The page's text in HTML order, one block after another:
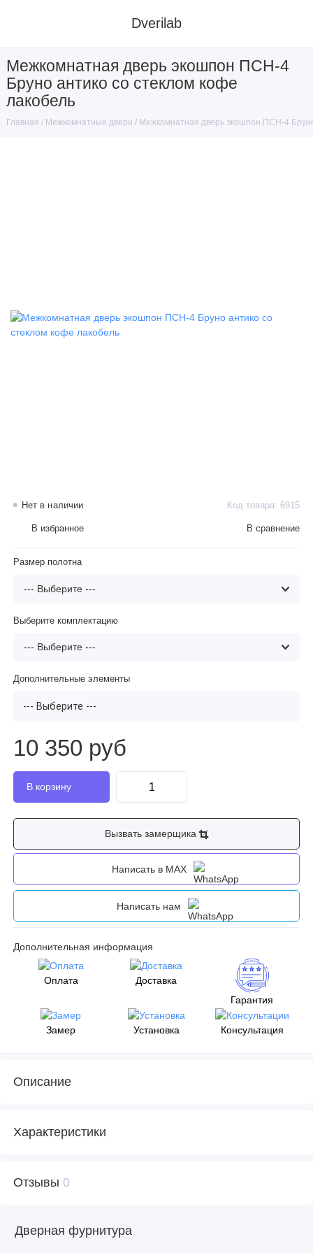
Dverilab
Межкомнатная дверь экошпон ПСН-4
Бруно антико со стеклом кофе
лакобель
Главная Межкомнатные двери Межкомнатная дверь экошпон ПСН-4
Нет в наличии Код товара: 6915
В избранное В сравнение
Размер полотна
Выберите комплектацию
Дополнительные элементы
--- Выберите ---
10 350 руб
Вызвать замерщика
Написать в MAX
Написать нам
Дополнительная информация
Оплата
Доставка
Гарантия
Замер Установка Консультация
Описание
Характеристики
Отзывы 0
Дверная фурнитура